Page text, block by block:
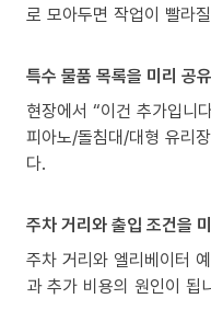
로 모아두면 작업이 빨라
특수 물품 목록을 미리 공
현장에서 “이건 추가입니
피아노/돌침대/대형 유리
다.
주차 거리와 출입 조건을
주차 거리와 엘리베이터
과 추가 비용의 원인이 됩